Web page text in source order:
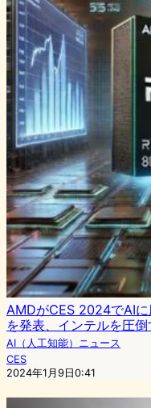
AMDがCES 2024でAI
を発表、インテルを圧
AI（人工知能）ニュース
CES
2024年1月9日0:41